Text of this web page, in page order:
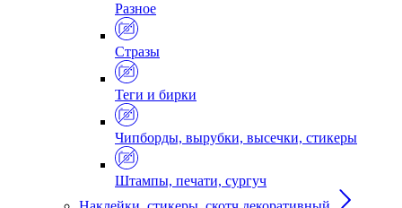
Разное
Стразы
Теги и бирки
Чипборды, вырубки, высечки, стикеры
Штампы, печати, сургуч